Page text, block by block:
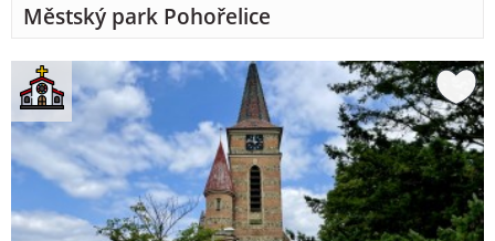
Městský park Pohořelice